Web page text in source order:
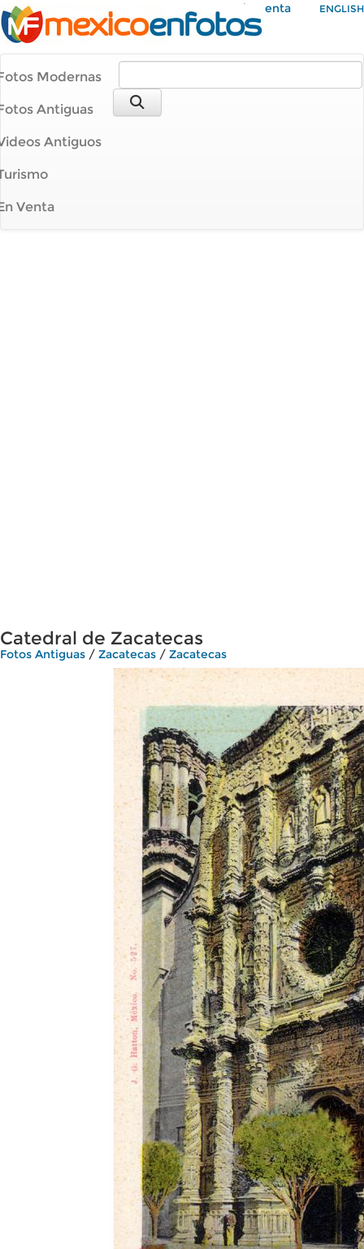
Mi Cuenta ENGLISH
Modernas
Antiguas
Antiguos
Venta
Catedral de Zacatecas
Fotos Antiguas / Zacatecas / Zacatecas